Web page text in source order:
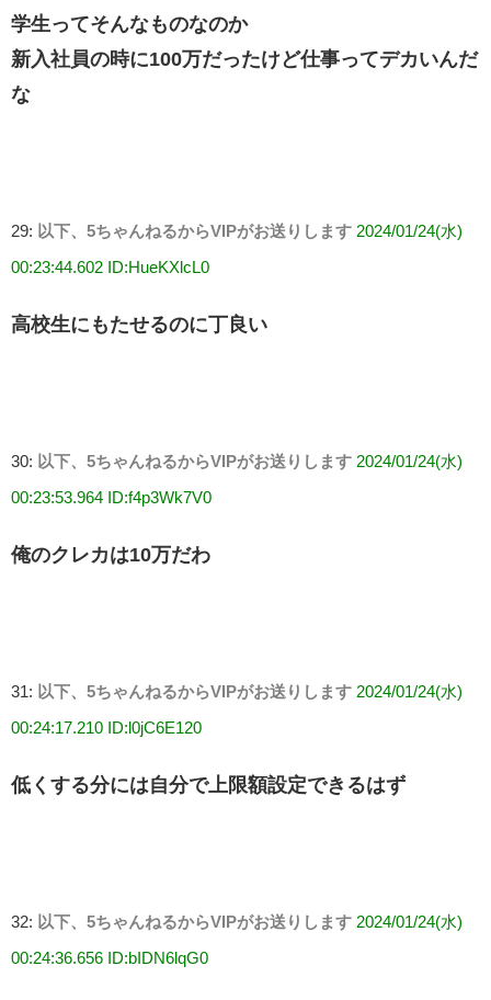
学生ってそんなものなのか
新入社員の時に100万だったけど仕事ってデカいんだ
な
29: 以下、5ちゃんねるからVIPがお送りします 2024/01/24(水)
00:23:44.602 ID:HueKXlcL0
高校生にもたせるのに丁良い
30: 以下、5ちゃんねるからVIPがお送りします 2024/01/24(水)
00:23:53.964 ID:f4p3Wk7V0
俺のクレカは10万だわ
31: 以下、5ちゃんねるからVIPがお送りします 2024/01/24(水)
00:24:17.210 ID:l0jC6E120
低くする分には自分で上限額設定できるはず
32: 以下、5ちゃんねるからVIPがお送りします 2024/01/24(水)
00:24:36.656 ID:bIDN6lqG0